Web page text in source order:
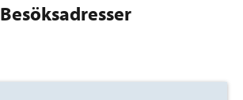
Besöksadresser